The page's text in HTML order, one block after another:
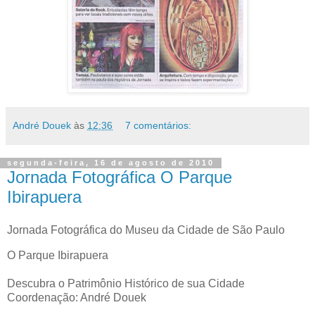
André Douek às 12:36 7 comentários:
segunda-feira, 16 de agosto de 2010
Jornada Fotográfica O Parque
Ibirapuera
Jornada Fotográfica do Museu da Cidade de São Paulo
O Parque Ibirapuera
Descubra o Patrimônio Histórico de sua Cidade
Coordenação: André Douek